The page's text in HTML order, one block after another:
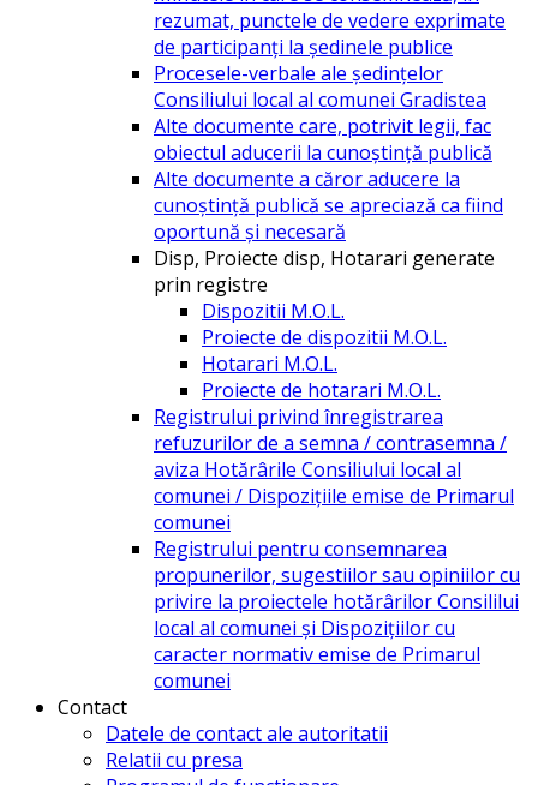
rezumat, punctele de vedere exprimate
de participanți la ședinele publice
Procesele-verbale ale ședințelor
Consiliului local al comunei Gradistea
Alte documente care, potrivit legii, fac
obiectul aducerii la cunoștință publică
Alte documente a căror aducere la
cunoștință publică se apreciază ca fiind
oportună și necesară
Disp, Proiecte disp, Hotarari generate
prin registre
Dispozitii M.O.L.
Proiecte de dispozitii M.O.L.
Hotarari M.O.L.
Proiecte de hotarari M.O.L.
Registrului privind înregistrarea
refuzurilor de a semna / contrasemna /
aviza Hotărârile Consiliului local al
comunei / Dispozițiile emise de Primarul
comunei
Registrului pentru consemnarea
propunerilor, sugestiilor sau opiniilor cu
privire la proiectele hotărârilor Consililui
local al comunei și Dispozițiilor cu
caracter normativ emise de Primarul
comunei
Contact
Datele de contact ale autoritatii
Relatii cu presa